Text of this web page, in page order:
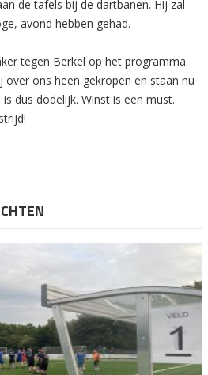
de tafels bij de dartbanen. Hij zal
avond hebben gehad.
tegen Berkel op het programma.
ons heen gekropen en staan nu
dus dodelijk. Winst is een must.